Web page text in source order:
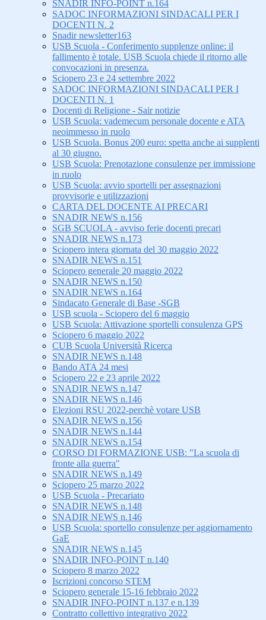
SNADIR INFO-POINT n.164
SADOC INFORMAZIONI SINDACALI PER I
DOCENTI N. 2
Snadir newsletter163
USB Scuola - Conferimento supplenze online: il
fallimento è totale. USB Scuola chiede il ritorno alle
convocazioni in presenza.
Sciopero 23 e 24 settembre 2022
SADOC INFORMAZIONI SINDACALI PER I
DOCENTI N. 1
Docenti di Religione - Sair notizie
USB Scuola: vademecum personale docente e ATA
neoimmesso in ruolo
USB Scuola. Bonus 200 euro: spetta anche ai supplenti
al 30 giugno.
USB Scuola: Prenotazione consulenze per immissione
in ruolo
USB Scuola: avvio sportelli per assegnazioni
provvisorie e utilizzazioni
CARTA DEL DOCENTE AI PRECARI
SNADIR NEWS n.156
SGB SCUOLA - avviso ferie docenti precari
SNADIR NEWS n.173
Sciopero intera giornata del 30 maggio 2022
SNADIR NEWS n.151
Sciopero generale 20 maggio 2022
SNADIR NEWS n.150
SNADIR NEWS n.164
Sindacato Generale di Base -SGB
USB scuola - Sciopero del 6 maggio
USB Scuola: Attivazione sportelli consulenza GPS
Sciopero 6 maggio 2022
CUB Scuola Università Ricerca
SNADIR NEWS n.148
Bando ATA 24 mesi
Sciopero 22 e 23 aprile 2022
SNADIR NEWS n.147
SNADIR NEWS n.146
Elezioni RSU 2022-perchè votare USB
SNADIR NEWS n.156
SNADIR NEWS n.144
SNADIR NEWS n.154
CORSO DI FORMAZIONE USB: "La scuola di
fronte alla guerra"
SNADIR NEWS n.149
Sciopero 25 marzo 2022
USB Scuola - Precariato
SNADIR NEWS n.148
SNADIR NEWS n.146
USB Scuola: sportello consulenze per aggiornamento
GaE
SNADIR NEWS n.145
SNADIR INFO-POINT n.140
Sciopero 8 marzo 2022
Iscrizioni concorso STEM
Sciopero generale 15-16 febbraio 2022
SNADIR INFO-POINT n.137 e n.139
Contratto collettivo integrativo 2022